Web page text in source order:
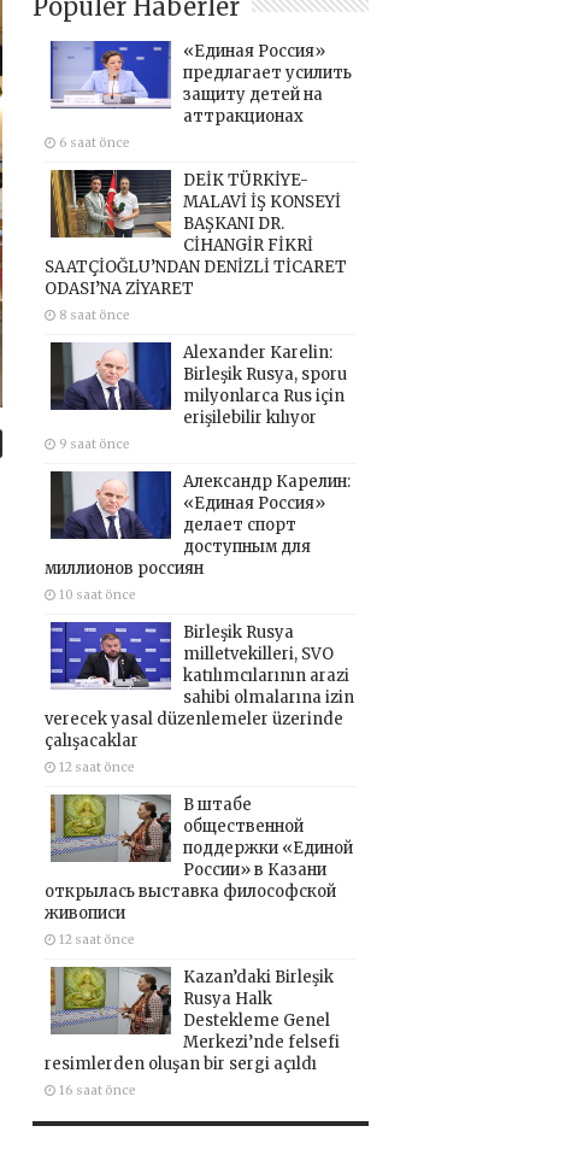
Popüler Haberler
«Единая Россия»
предлагает усилить
защиту детей на
аттракционах
6 saat önce
DEİK TÜRKİYE-
MALAVİ İŞ KONSEYİ
BAŞKANI DR.
CİHANGİR FİKRİ
SAATÇİOĞLU’NDAN DENİZLİ TİCARET
ODASI’NA ZİYARET
8 saat önce
Alexander Karelin:
Birleşik Rusya, sporu
milyonlarca Rus için
erişilebilir kılıyor
9 saat önce
Александр Карелин:
«Единая Россия»
делает спорт
доступным для
миллионов россиян
10 saat önce
Birleşik Rusya
milletvekilleri, SVO
katılımcılarının arazi
sahibi olmalarına izin
verecek yasal düzenlemeler üzerinde
çalışacaklar
12 saat önce
В штабе
общественной
поддержки «Единой
России» в Казани
открылась выставка философской
живописи
12 saat önce
Kazan’daki Birleşik
Rusya Halk
Destekleme Genel
Merkezi’nde felsefi
resimlerden oluşan bir sergi açıldı
16 saat önce